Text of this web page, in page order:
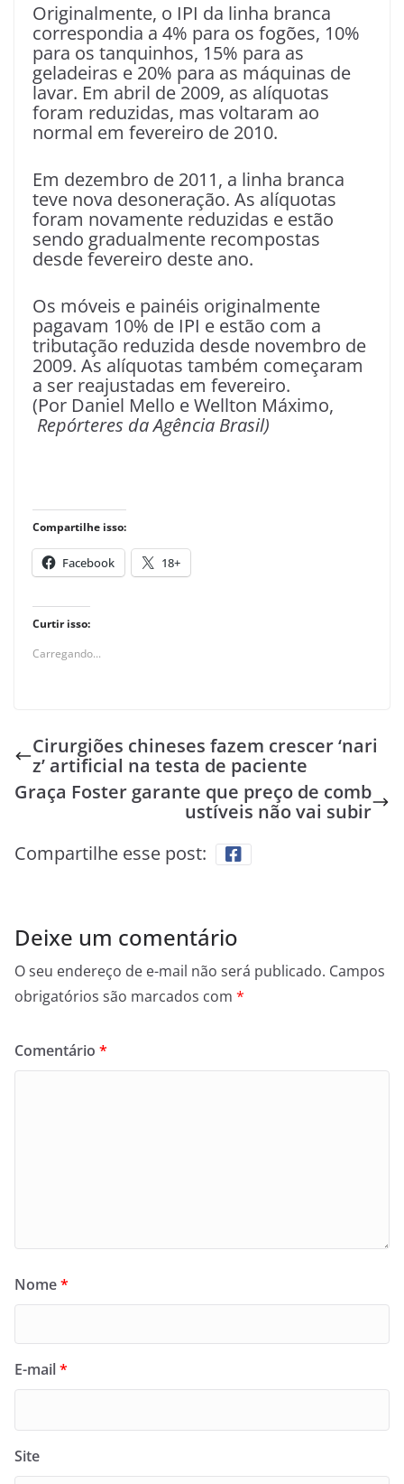
Originalmente, o IPI da linha branca
correspondia a 4% para os fogões, 10%
para os tanquinhos, 15% para as
geladeiras e 20% para as máquinas de
lavar. Em abril de 2009, as alíquotas
foram reduzidas, mas voltaram ao
normal em fevereiro de 2010.
Em dezembro de 2011, a linha branca
teve nova desoneração. As alíquotas
foram novamente reduzidas e estão
sendo gradualmente recompostas
desde fevereiro deste ano.
Os móveis e painéis originalmente
pagavam 10% de IPI e estão com a
tributação reduzida desde novembro de
2009. As alíquotas também começaram
a ser reajustadas em fevereiro.
(Por Daniel Mello e Wellton Máximo,
Repórteres da Agência Brasil)
Compartilhe isso:
Facebook 18+
Curtir isso:
Carregando...
Cirurgiões chineses fazem crescer ‘nari
z’ artificial na testa de paciente
Graça Foster garante que preço de comb
ustíveis não vai subir
Compartilhe esse post:
Deixe um comentário
O seu endereço de e-mail não será publicado. Campos
obrigatórios são marcados com *
Comentário *
Nome*
E-mail*
Site